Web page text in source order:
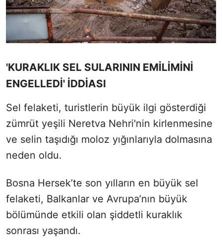
'KURAKLIK SEL SULARININ EMİLİMİNİ
ENGELLEDİ' İDDİASI
Sel felaketi, turistlerin büyük ilgi gösterdiği
zümrüt yeşili Neretva Nehri'nin kirlenmesine
ve selin taşıdığı moloz yığınlarıyla dolmasına
neden oldu.
Bosna Hersek’te son yılların en büyük sel
felaketi, Balkanlar ve Avrupa’nın büyük
bölümünde etkili olan şiddetli kuraklık
sonrası yaşandı.